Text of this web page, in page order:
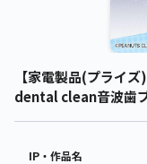
【家電製品(プライ
dental clean音波歯
IP・作品名